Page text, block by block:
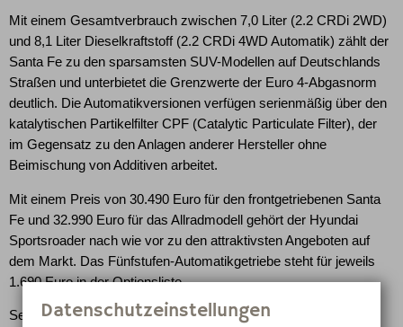
Mit einem Gesamtverbrauch zwischen 7,0 Liter (2.2 CRDi 2WD)
und 8,1 Liter Dieselkraftstoff (2.2 CRDi 4WD Automatik) zählt der
Santa Fe zu den sparsamsten SUV-Modellen auf Deutschlands
Straßen und unterbietet die Grenzwerte der Euro 4-Abgasnorm
deutlich. Die Automatikversionen verfügen serienmäßig über den
katalytischen Partikelfilter CPF (Catalytic Particulate Filter), der
im Gegensatz zu den Anlagen anderer Hersteller ohne
Beimischung von Additiven arbeitet.
Mit einem Preis von 30.490 Euro für den frontgetriebenen Santa
Fe und 32.990 Euro für das Allradmodell gehört der Hyundai
Sportsroader nach wie vor zu den attraktivsten Angeboten auf
dem Markt. Das Fünfstufen-Automatikgetriebe steht für jeweils
1.690 Euro in der Optionsliste.
Seit seiner deutschen Markteinführung im März 2006 wurden
Datenschutzeinstellungen